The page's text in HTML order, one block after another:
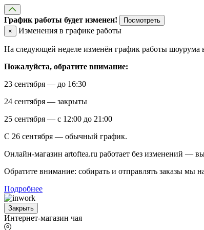
График работы будет изменен!
Посмотреть
×
Изменения в графике работы
На следующей неделе изменён график работы шоурума
Пожалуйста, обратите внимание:
23 сентября — до 16:30
24 сентября — закрыты
25 сентября — с 12:00 до 21:00
С 26 сентября — обычный график.
Онлайн-магазин artoftea.ru работает без изменений —
Обратите внимание: собирать и отправлять заказы мы
Подробнее
Закрыть
Интернет-магазин чая